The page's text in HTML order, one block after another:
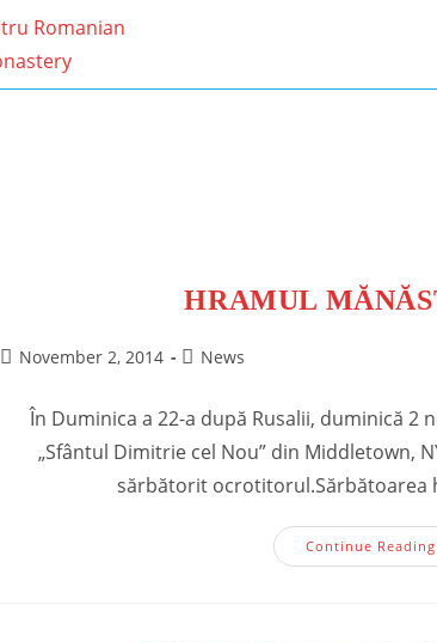
HRAMUL
PostNovember 2, 2014
PostNews
În Duminica a 22-a după Rusalii, duminică 2
„Sfântul Dimitrie cel Nou” din Middletown,
sărbătorit ocrotitorul.Sărbătoarea
Continue Reading